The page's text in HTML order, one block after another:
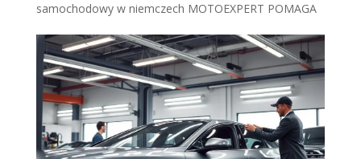
samochodowy w niemczech MOTOEXPERT POMAGA